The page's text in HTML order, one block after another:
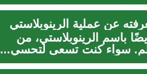
عن عملية الرينوبلاستي
باسم الرينوبلاستي، من
سواء كنت تسعى لتحسي...